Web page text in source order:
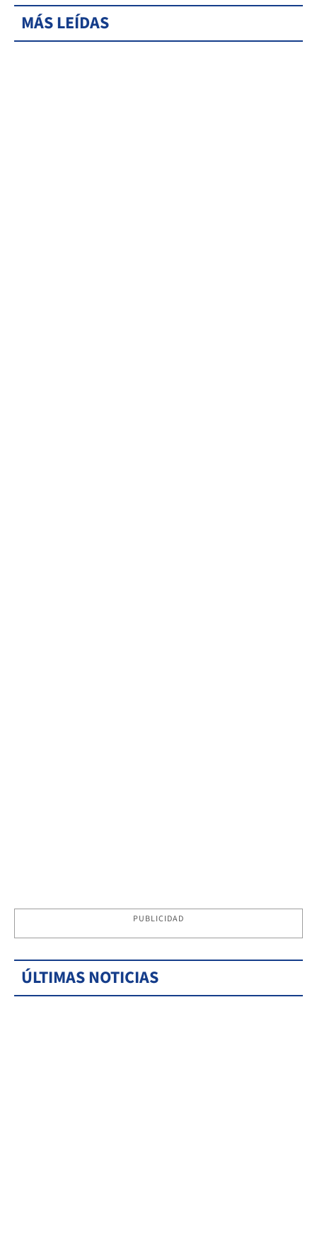
MÁS LEÍDAS
PUBLICIDAD
ÚLTIMAS NOTICIAS